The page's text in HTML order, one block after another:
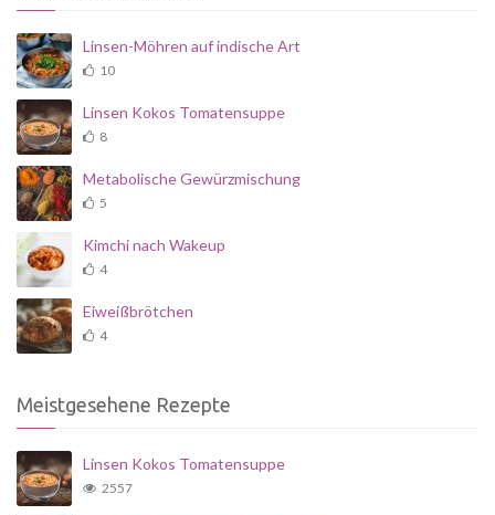
Linsen-Möhren auf indische Art
10
Linsen Kokos Tomatensuppe
8
Metabolische Gewürzmischung
5
Kimchi nach Wakeup
4
Eiweißbrötchen
4
Meistgesehene Rezepte
Linsen Kokos Tomatensuppe
2557